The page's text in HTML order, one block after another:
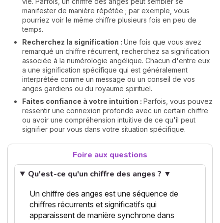
manifester de manière répétée ; par exemple, vous
pourriez voir le même chiffre plusieurs fois en peu de
temps.
Recherchez la signification : Une fois que vous avez
remarqué un chiffre récurrent, recherchez sa signification
associée à la numérologie angélique. Chacun d'entre eux
a une signification spécifique qui est généralement
interprétée comme un message ou un conseil de vos
anges gardiens ou du royaume spirituel.
Faites confiance à votre intuition : Parfois, vous pouvez
ressentir une connexion profonde avec un certain chiffre
ou avoir une compréhension intuitive de ce qu'il peut
signifier pour vous dans votre situation spécifique.
Foire aux questions
Qu'est-ce qu'un chiffre des anges ? ▼
Un chiffre des anges est une séquence de
chiffres récurrents et significatifs qui
apparaissent de manière synchrone dans